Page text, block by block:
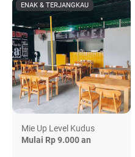
Mie Up Level Kudus
Mulai Rp 9.000an
ENAK & TERJANGKAU